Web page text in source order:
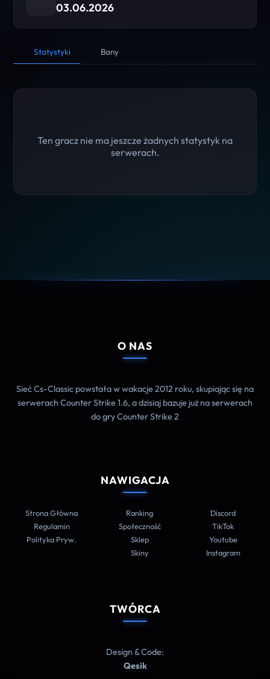
03.06.2026
Statystyki Bany
Ten gracz nie ma jeszcze żadnych statystyk na
serwerach.
O NAS
Sieć Cs-Classic powstała w wakacje 2012 roku, skupiając się na
serwerach Counter Strike 1.6, a dzisiaj bazuje już na serwerach
do gry Counter Strike 2
NAWIGACJA
Strona Główna
Regulamin
Polityka Pryw.
Ranking
Społeczność
Sklep
Skiny
Discord
TikTok
Youtube
Instagram
TWÓRCA
Design & Code:
Qesik